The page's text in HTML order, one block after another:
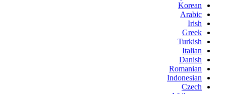
Korean
Arabic
Irish
Greek
Turkish
Italian
Danish
Romanian
Indonesian
Czech